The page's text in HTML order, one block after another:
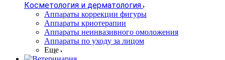
Косметология и дерматология
Аппараты коррекции фигуры
Аппараты криотерапии
Аппараты неинвазивного омоложения
Аппараты по уходу за лицом
Еще